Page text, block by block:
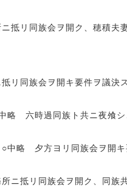
抵リ同族会ヲ開ク、穂積夫
リ同族会ヲ開キ要件ヲ議
六時過同族ト共ニ夜飧シ
略 夕方ヨリ同族会ヲ開
ニ抵リ同族会ヲ開ク、同族